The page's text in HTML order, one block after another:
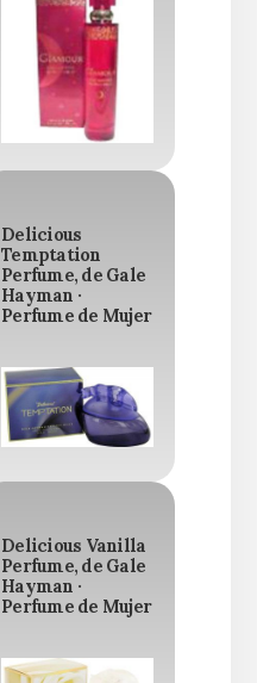
Delicious
Temptation
Perfume, de Gale
Hayman ·
Perfume de Mujer
Delicious Vanilla
Perfume, de Gale
Hayman ·
Perfume de Mujer